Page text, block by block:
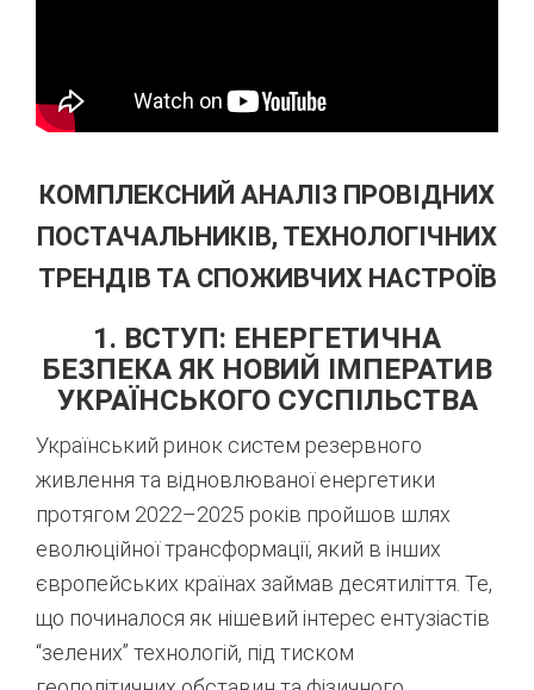
КОМПЛЕКСНИЙ АНАЛІЗ ПРОВІДНИХ
ПОСТАЧАЛЬНИКІВ, ТЕХНОЛОГІЧНИХ
ТРЕНДІВ ТА СПОЖИВЧИХ НАСТРОЇВ
1. ВСТУП: ЕНЕРГЕТИЧНА
БЕЗПЕКА ЯК НОВИЙ ІМПЕРАТИВ
УКРАЇНСЬКОГО СУСПІЛЬСТВА
Український ринок систем резервного
живлення та відновлюваної енергетики
протягом 2022–2025 років пройшов шлях
еволюційної трансформації, який в інших
європейських країнах займав десятиліття. Те,
що починалося як нішевий інтерес ентузіастів
“зелених” технологій, під тиском